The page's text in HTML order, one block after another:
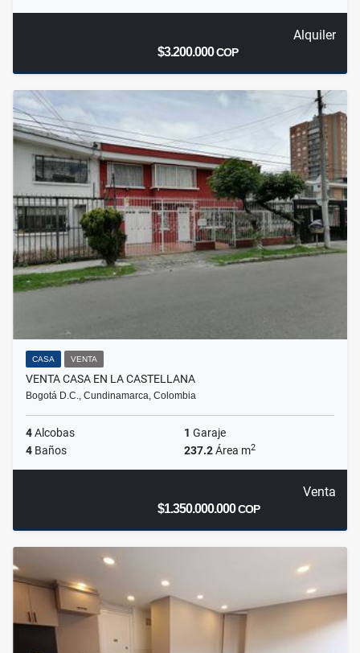
Alquiler
$3.200.000COP
CASA VENTA
VENTA CASA EN LA CASTELLANA
Bogotá D.C., Cundinamarca, Colombia
4Alcobas 1 Garaje
4 Baños 237.2Área m2
Venta
$1.350.000.000COP